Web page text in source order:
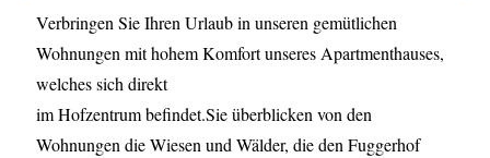
Verbringen Sie Ihren Urlaub in unseren gemütlichen
Wohnungen mit hohem Komfort unseres Apartmenthauses,
welches sich direkt
im Hofzentrum befindet.Sie überblicken von den
Wohnungen die Wiesen und Wälder, die den Fuggerhof